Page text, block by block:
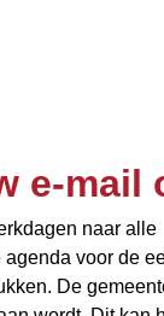
e-mail
naar alle
voor de
De